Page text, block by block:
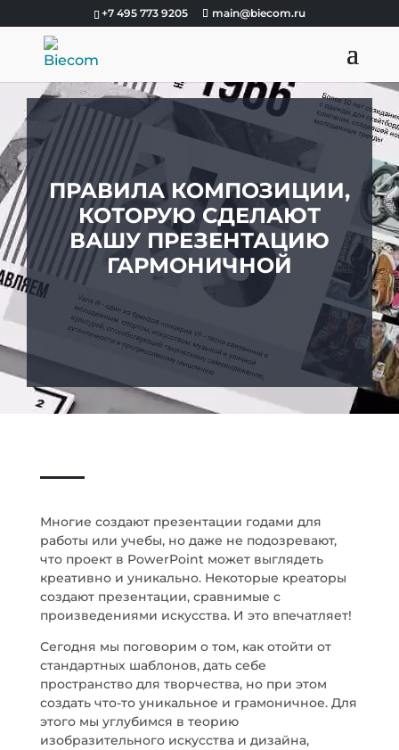
+7 495 773 9205 main@biecom.ru
ПРАВИЛА КОМПОЗИЦИИ,
КОТОРУЮ СДЕЛАЮТ
ВАШУ ПРЕЗЕНТАЦИЮ
ГАРМОНИЧНОЙ
Многие создают презентации годами для
работы или учебы, но даже не подозревают,
что проект в PowerPoint может выглядеть
креативно и уникально. Некоторые креаторы
создают презентации, сравнимые с
произведениями искусства. И это впечатляет!
Сегодня мы поговорим о том, как отойти от
стандартных шаблонов, дать себе
пространство для творчества, но при этом
создать что-то уникальное и грамоничное. Для
этого мы углубимся в теорию
изобразительного искусства и дизайна,